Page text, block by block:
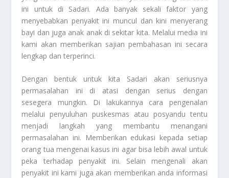
ini untuk di Sadari. Ada banyak sekali faktor yang
menyebabkan penyakit ini muncul dan kini menyerang
bayi dan juga anak anak di sekitar kita. Melalui media ini
kami akan memberikan sajian pembahasan ini secara
lengkap dan terperinci.
Dengan bentuk untuk kita Sadari akan seriusnya
permasalahan ini di atasi dengan serius dengan
sesegera mungkin. Di lakukannya cara pengenalan
melalui penyuluhan puskesmas atau posyandu tentu
menjadi langkah yang membantu menangani
permasalahan ini. Memberikan edukasi kepada setiap
orang tua mengenai kasus ini agar bisa lebih awal untuk
peka terhadap penyakit ini. Selain mengenali akan
penyakit ini kami juga akan memberikan anda informasi